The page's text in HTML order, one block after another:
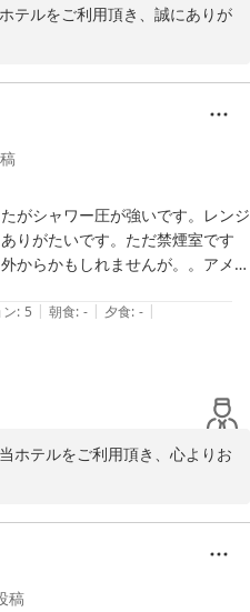
テルをご利用頂き、誠にありが
のお言葉を頂き、スタッフ一同
し上げます。
ただけます様、スタッフ一同精
て、お客様より頂きましたご意
るよう改善を検討させて頂いて
ありがとうございました。
ちしております。
がシャワー圧が強いです。レンジ
りがたいです。ただ禁煙室です
からかもしれませんが。。アメニ
のでよだれが。。大したことでは
: 5 | 朝食: - | 夕食: - |
ホテルをご利用頂き、心よりお
がする点につきまして、お客様
、誠に申し訳ございません。今
に、全てのお客様に快適にお過
稿